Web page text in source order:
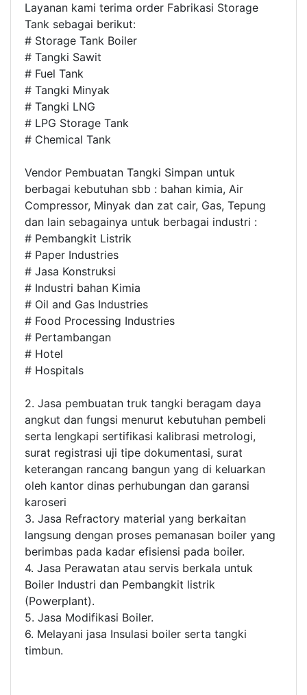
Layanan kami terima order Fabrikasi Storage
Tank sebagai berikut:
# Storage Tank Boiler
# Tangki Sawit
# Fuel Tank
# Tangki Minyak
# Tangki LNG
# LPG Storage Tank
# Chemical Tank
Vendor Pembuatan Tangki Simpan untuk
berbagai kebutuhan sbb : bahan kimia, Air
Compressor, Minyak dan zat cair, Gas, Tepung
dan lain sebagainya untuk berbagai industri :
# Pembangkit Listrik
# Paper Industries
# Jasa Konstruksi
# Industri bahan Kimia
# Oil and Gas Industries
# Food Processing Industries
# Pertambangan
# Hotel
# Hospitals
2. Jasa pembuatan truk tangki beragam daya
angkut dan fungsi menurut kebutuhan pembeli
serta lengkapi sertifikasi kalibrasi metrologi,
surat registrasi uji tipe dokumentasi, surat
keterangan rancang bangun yang di keluarkan
oleh kantor dinas perhubungan dan garansi
karoseri
3. Jasa Refractory material yang berkaitan
langsung dengan proses pemanasan boiler yang
berimbas pada kadar efisiensi pada boiler.
4. Jasa Perawatan atau servis berkala untuk
Boiler Industri dan Pembangkit listrik
(Powerplant).
5. Jasa Modifikasi Boiler.
6. Melayani jasa Insulasi boiler serta tangki
timbun.